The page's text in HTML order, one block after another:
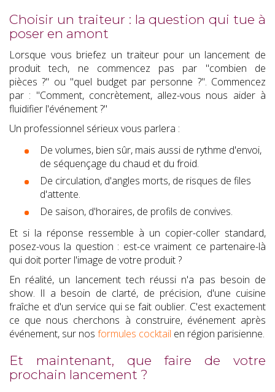
Choisir un traiteur : la question qui tue à
poser en amont
Lorsque vous briefez un traiteur pour un lancement de
produit tech, ne commencez pas par "combien de
pièces ?" ou "quel budget par personne ?". Commencez
par : "Comment, concrètement, allez-vous nous aider à
fluidifier l'événement ?"
Un professionnel sérieux vous parlera :
De volumes, bien sûr, mais aussi de rythme d'envoi,
de séquençage du chaud et du froid.
De circulation, d'angles morts, de risques de files
d'attente.
De saison, d'horaires, de profils de convives.
Et si la réponse ressemble à un copier-coller standard,
posez-vous la question : est-ce vraiment ce partenaire-là
qui doit porter l'image de votre produit ?
En réalité, un lancement tech réussi n'a pas besoin de
show. Il a besoin de clarté, de précision, d'une cuisine
fraîche et d'un service qui se fait oublier. C'est exactement
ce que nous cherchons à construire, événement après
événement, sur nos formules cocktail en région parisienne.
Et maintenant, que faire de votre
prochain lancement ?